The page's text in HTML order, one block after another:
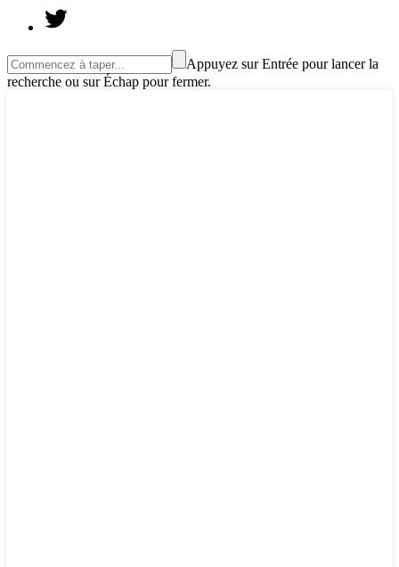
Appuyez sur Entrée pour lancer la
recherche ou sur Échap pour fermer.